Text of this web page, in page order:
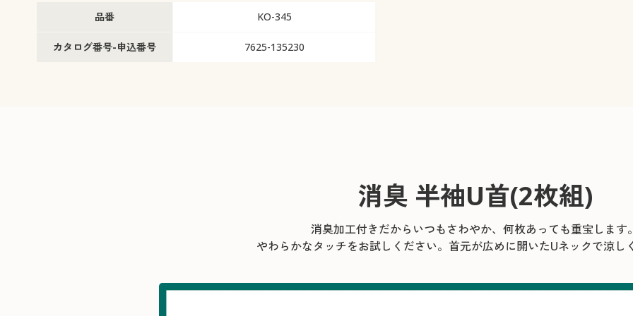
品番 KO-345
カタログ番号-申込番号 7625-135230
消臭 半袖U首(2枚組)
消臭加工付きだからいつもさわやか、何枚あっても重宝します。
やわらかなタッチをお試しください。首元が広めに開いたUネックで涼し